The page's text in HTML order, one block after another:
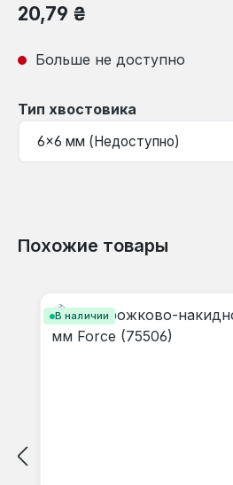
Обычная цена:
20,79 ₴
Больше не доступно
Выберите
Тип хвостовика
Похожие товары
В наличии